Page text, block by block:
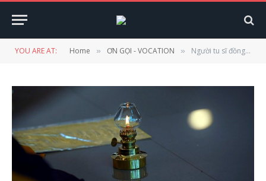
YOU ARE AT: Home » ƠN GỌI - VOCATION » Người tu sĩ đồng tính thì có sao không?